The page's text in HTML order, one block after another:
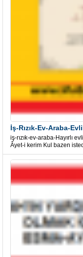
iş-rızık-ev-araba-Hayırlı
Âyet-i kerim Kul bazen